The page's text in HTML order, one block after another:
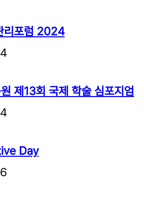
리포럼 2024
제13회 국제 학술 심포지엄
Day